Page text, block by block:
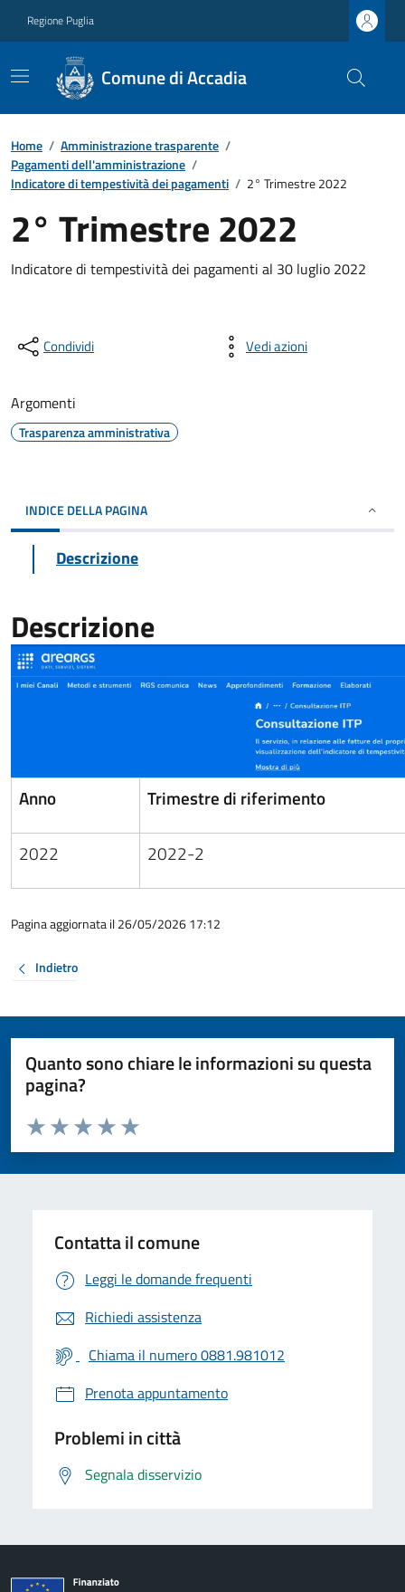
Regione Puglia
Comune di Accadia
Home / Amministrazione trasparente /
Pagamenti dell'amministrazione /
Indicatore di tempestività dei pagamenti / 2° Trimestre 2022
2° Trimestre 2022
Indicatore di tempestività dei pagamenti al 30 luglio 2022
Condividi Vedi azioni
Argomenti
Trasparenza amministrativa
INDICE DELLA PAGINA
Descrizione
Descrizione
Anno Trimestre di riferimento
2022 2022-2
Pagina aggiornata il 26/05/2026 17:12
Indietro
Quanto sono chiare le informazioni su questa
pagina?
Valuta da 1 a 5 stelle la pagina
Valuta 5 stelle su 5
Valuta 4 stelle su 5
Valuta 3 stelle su 5
Valuta 2 stelle su 5
Valuta 1 stelle su 5
Contatta il comune
Leggi le domande frequenti
Richiedi assistenza
Chiama il numero 0881.981012
Prenota appuntamento
Problemi in città
Segnala disservizio